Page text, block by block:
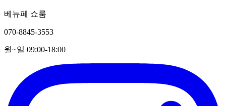
베뉴페 쇼룸
070-8845-3553
월~일 09:00-18:00